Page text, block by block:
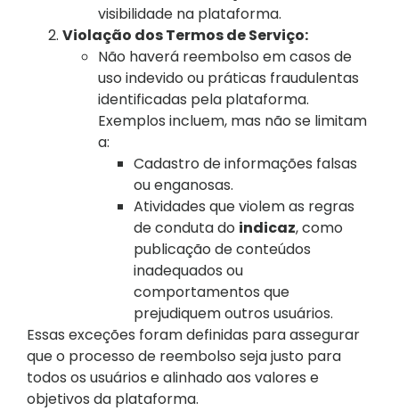
visibilidade na plataforma.
Violação dos Termos de Serviço:
Não haverá reembolso em casos de
uso indevido ou práticas fraudulentas
identificadas pela plataforma.
Exemplos incluem, mas não se limitam
a:
Cadastro de informações falsas
ou enganosas.
Atividades que violem as regras
de conduta do indicaz, como
publicação de conteúdos
inadequados ou
comportamentos que
prejudiquem outros usuários.
Essas exceções foram definidas para assegurar
que o processo de reembolso seja justo para
todos os usuários e alinhado aos valores e
objetivos da plataforma.